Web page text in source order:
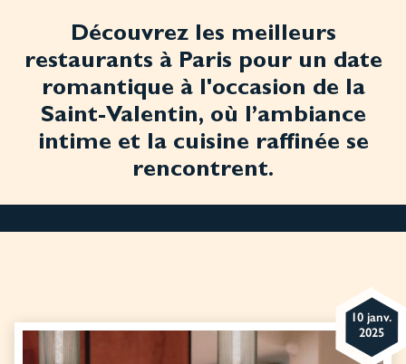
Découvrez les meilleurs
restaurants à Paris pour un date
romantique à l'occasion de la
Saint-Valentin, où l’ambiance
intime et la cuisine raffinée se
rencontrent.
10 janv.
2025